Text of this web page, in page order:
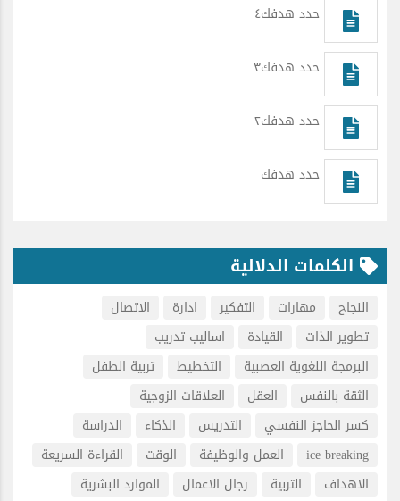
حدد هدفك٤
حدد هدفك٣
حدد هدفك٢
حدد هدفك
الكلمات الدلالية
النجاح مهارات التفكير ادارة
الاتصال
تطوير الذات
القيادة
اساليب تدريب
البرمجة اللغوية العصبية
التخطيط
تربية الطفل
الثقة بالنفس
العقل
العلاقات الزوجية
كسر الحاجز النفسي
التدريس الذكاء
الدراسة
ice breaking
العمل والوظيفة الوقت
القراءة السريعة
الاهداف
التربية رجال الاعمال
الموارد البشرية